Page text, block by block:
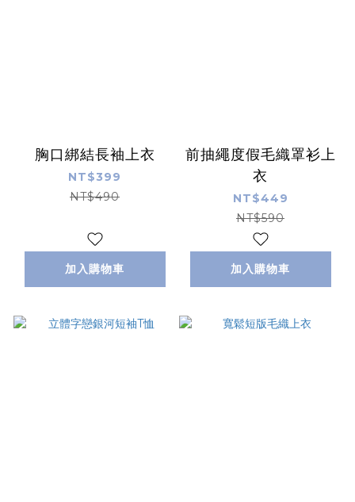
胸口綁結長袖上衣
NT$399
NT$490
加入購物車
前抽繩度假毛織罩衫上
衣
NT$449
NT$590
加入購物車